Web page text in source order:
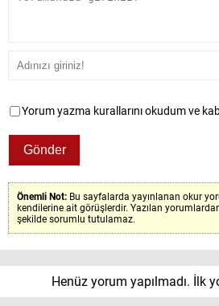
Yorum yazma kurallarını okudum ve
Önemli Not: Bu sayfalarda yayınlanan okur
kendilerine ait görüşlerdir. Yazılan
şekilde sorumlu tutulamaz.
Henüz yorum yapılmadı. İlk